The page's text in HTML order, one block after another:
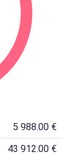
5 988.00 €
43 912.00 €